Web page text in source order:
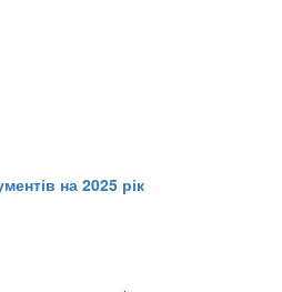
на 2025 рік